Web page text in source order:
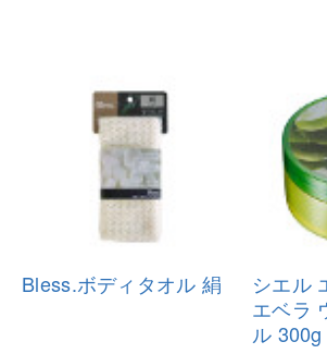
Bless.ボディタオル 絹
シエル
エベラ
ル 300g